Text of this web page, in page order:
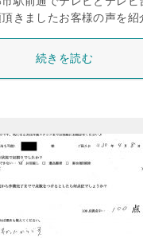
きましたお客様の声を紹
続きを読む